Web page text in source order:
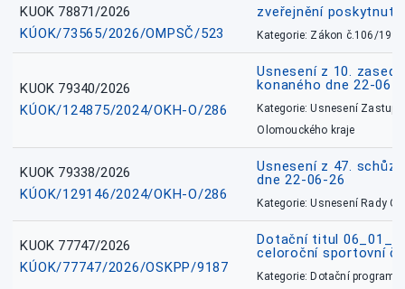
KUOK 78871/2026
KÚOK/73565/2026/OMPSČ/523
zveřejnění
Kategorie: Zákon č.106/1999
KUOK 79340/2026
KÚOK/124875/2024/OKH-O/286
Usnesení z 10.
konaného dne 22-06-
Kategorie: Usnesení
Olomouckého kraje
KUOK 79338/2026
KÚOK/129146/2024/OKH-O/286
Usnesení z 47.
dne 22-06-26
Kategorie: Usnesení Rady
KUOK 77747/2026
KÚOK/77747/2026/OSKPP/9187
Dotační titul
celoroční sportovní
Kategorie: Dotační